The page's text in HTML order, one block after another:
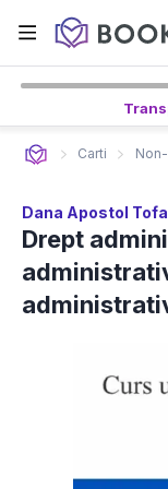
Carti
Dana Apostol
Drept